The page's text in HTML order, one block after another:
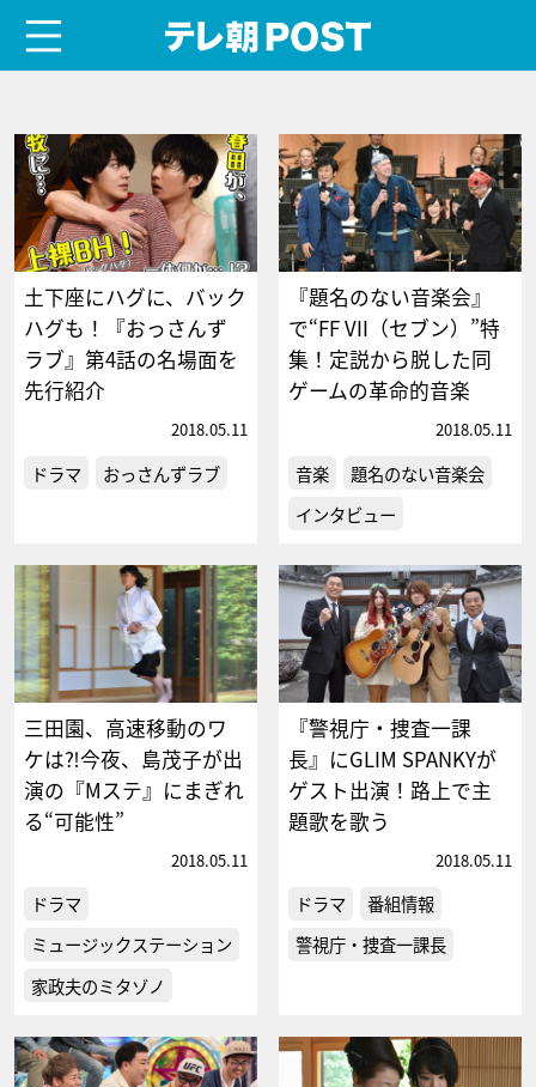
土下座にハグに、バック
ハグも！『おっさんず
ラブ』第4話の名場面を
先行紹介
2018.05.11
ドラマ おっさんずラブ
『題名のない音楽会』
で“FF VII（セブン）”特
集！定説から脱した同
ゲームの革命的音楽
2018.05.11
音楽
題名のない音楽会
インタビュー
三田園、高速移動のワ
ケは⁈今夜、島茂子が出
演の『Mステ』にまぎれ
る“可能性”
2018.05.11
ドラマ
ミュージックステーション
家政夫のミタゾノ
『警視庁・捜査一課
長』にGLIM SPANKYが
ゲスト出演！路上で主
題歌を歌う
2018.05.11
ドラマ
番組情報
警視庁・捜査一課長